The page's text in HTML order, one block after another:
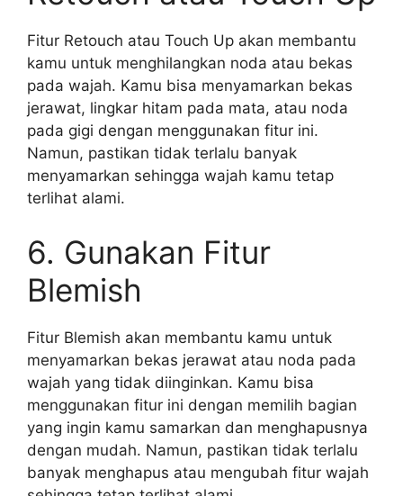
Fitur Retouch atau Touch Up akan membantu
kamu untuk menghilangkan noda atau bekas
pada wajah. Kamu bisa menyamarkan bekas
jerawat, lingkar hitam pada mata, atau noda
pada gigi dengan menggunakan fitur ini.
Namun, pastikan tidak terlalu banyak
menyamarkan sehingga wajah kamu tetap
terlihat alami.
6. Gunakan Fitur
Blemish
Fitur Blemish akan membantu kamu untuk
menyamarkan bekas jerawat atau noda pada
wajah yang tidak diinginkan. Kamu bisa
menggunakan fitur ini dengan memilih bagian
yang ingin kamu samarkan dan menghapusnya
dengan mudah. Namun, pastikan tidak terlalu
banyak menghapus atau mengubah fitur wajah